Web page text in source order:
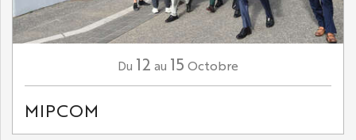
Du 12 au 15 Octobre
MIPCOM